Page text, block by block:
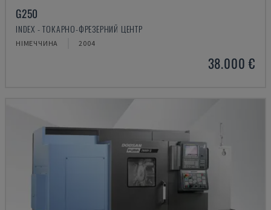
G250
INDEX - ТОКАРНО-ФРЕЗЕРНИЙ ЦЕНТР
НІМЕЧЧИНА 2004
38.000 €